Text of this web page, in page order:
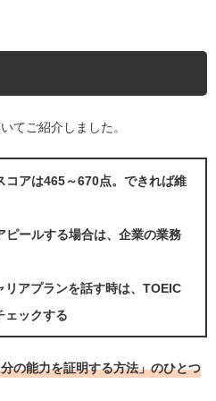
てご紹介しました。
コアは465～670点。できれば維
ピールする場合は、企業の業務
リアプランを話す時は、TOEIC
ェックする
の能力を証明する方法」のひとつ